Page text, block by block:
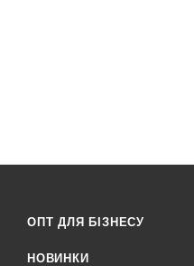
ОПТ ДЛЯ БІЗНЕСУ
НОВИНКИ